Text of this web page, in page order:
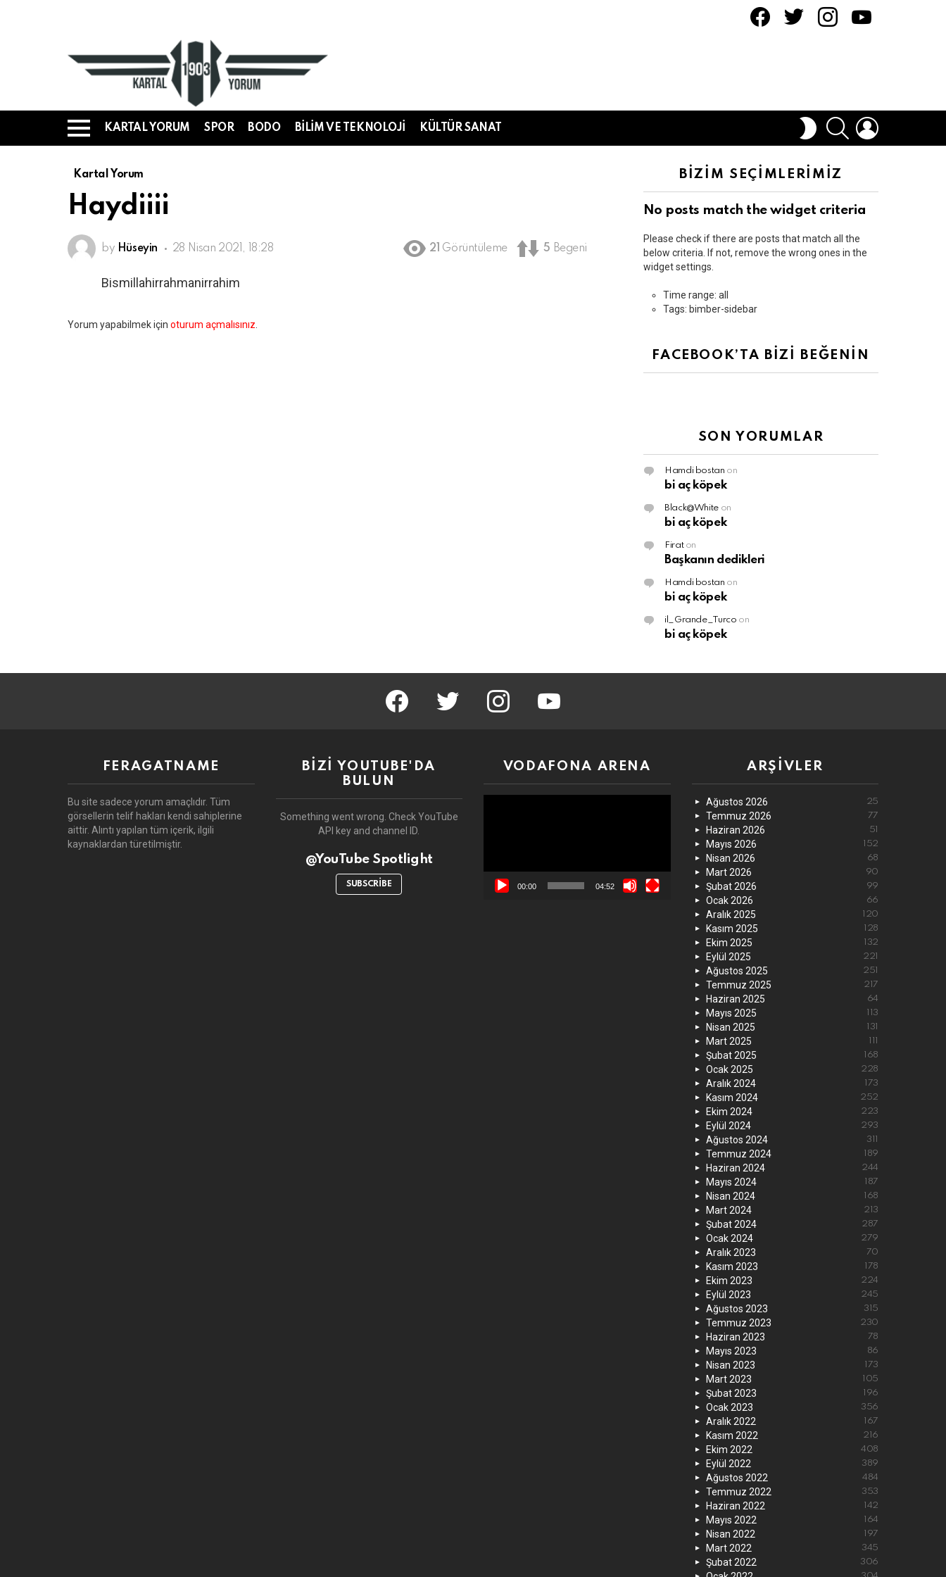
Menü
KARTAL YORUM SPOR BODO BILIM VE TEKNOLOJI KÜLTÜR SANAT
DIŞ
GÖRÜNÜMÜ
ARAMA
AÇ
Kartal Yorum
Haydiiii
by Hüseyin 28 Nisan 2021, 18:28 21 Görüntüleme 5 Begeni
Bismillahirrahmanirrahim
Bir
Yorum yapabilmek için oturum açmalısınız
BİZİM SEÇİMLERİMİZ
No posts match the widget criteria
Please check if there are posts that match all the
below criteria. If not, remove the wrong ones in the
widget settings.
Time range: all
Tags: bimber-sidebar
FACEBOOK’TA BİZİ BEĞENİN
SON YORUMLAR
Hamdi bostan on
bi aç köpek
Black@White on
bi aç köpek
Firaton
Başkanın dedikleri
Hamdi bostan on
bi aç köpek
il_Grande_Turco on
bi aç köpek
facebook twitter instagram youtube
FERAGATNAME
Bu site sadece yorum amaçlıdır. Tüm
görsellerin telif hakları kendi sahiplerine
aittir. Alıntı yapılan tüm içerik, ilgili
kaynaklardan türetilmiştir.
BİZİ YOUTUBE'DA
BULUN
Something went wrong. Check YouTube
API key and channel ID.
@YouTube Spotlight
SUBSCRIBE
VODAFONA ARENA
00:00 04:52
ARŞIVLER
Ağustos 2026 25
Temmuz 2026 77
Haziran 2026 51
Mayıs 2026 152
Nisan 2026 68
Mart 2026 90
Şubat 2026 99
Ocak 2026 66
Aralık 2025 120
Kasım 2025 128
Ekim 2025 132
Eylül 2025 221
Ağustos 2025 251
Temmuz 2025 217
Haziran 2025 64
Mayıs 2025 113
Nisan 2025 131
Mart 2025 111
Şubat 2025 168
Ocak 2025 228
Aralık 2024 173
Kasım 2024 252
Ekim 2024 223
Eylül 2024 293
Ağustos 2024 311
Temmuz 2024 189
Haziran 2024 244
Mayıs 2024 187
Nisan 2024 168
Mart 2024 213
Şubat 2024 287
Ocak 2024 279
Aralık 2023 70
Kasım 2023 178
Ekim 2023 224
Eylül 2023 245
Ağustos 2023 315
Temmuz 2023 230
Haziran 2023 78
Mayıs 2023 86
Nisan 2023 173
Mart 2023 105
Şubat 2023 196
Ocak 2023 356
Aralık 2022 167
Kasım 2022 216
Ekim 2022 408
Eylül 2022 389
Ağustos 2022 484
Temmuz 2022 353
Haziran 2022 142
Mayıs 2022 164
Nisan 2022 197
Mart 2022 345
Şubat 2022 306